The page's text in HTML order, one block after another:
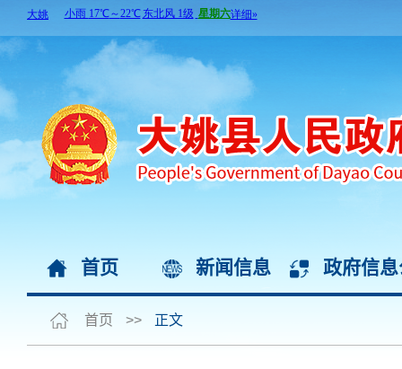
首页 新闻信息 政府信
首页 >> 正文